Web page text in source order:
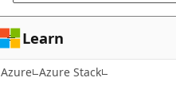
Learn
Azure Azure Stack